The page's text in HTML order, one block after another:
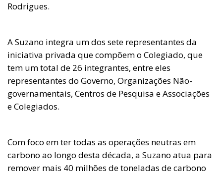
Rodrigues.
A Suzano integra um dos sete representantes da
iniciativa privada que compõem o Colegiado, que
tem um total de 26 integrantes, entre eles
representantes do Governo, Organizações Não-
governamentais, Centros de Pesquisa e Associações
e Colegiados.
Com foco em ter todas as operações neutras em
carbono ao longo desta década, a Suzano atua para
remover mais 40 milhões de toneladas de carbono